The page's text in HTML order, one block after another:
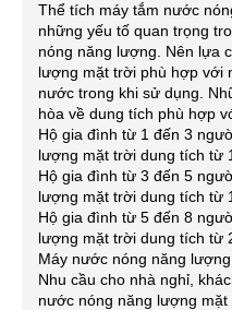
Thể tích máy tắm nước
những yếu tố quan trọng
nóng năng lượng. Nên lựa
lượng mặt trời phù hợp với
nước trong khi sử dụng.
hòa về dung tích phù hợp
Hộ gia đình từ 1 đến 3
lượng mặt trời dung tích từ
Hộ gia đình từ 3 đến 5
lượng mặt trời dung tích từ
Hộ gia đình từ 5 đến 8
lượng mặt trời dung tích từ
Máy nước nóng năng
Nhu cầu cho nhà nghỉ,
nước nóng năng lượng